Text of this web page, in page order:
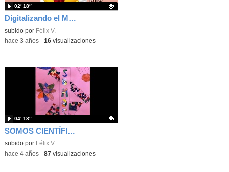
Digitalizando el Machado_Proyecto de centro
Contenido educativo.
subido por Félix V.
02′ 18″
-hace 3 años- 16visualizaciones
SOMOS CIENTÍFICOS. Vídeo present.
Contenido educativo.
subido por Félix V.
04′ 18″
-hace 4 años- 87visualizaciones